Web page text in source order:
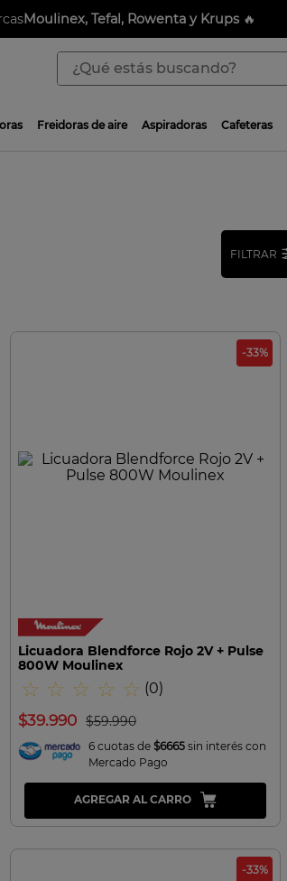
Tefal, Rowenta y Krups 🔥
¿Qué estás buscando?
Freidoras de aire Aspiradoras Cafeteras
FILTRAR
-33%
Licuadora Blendforce Rojo 2V + Pulse
800W Moulinex
☆ ☆ ☆ ☆ ☆ (0)
$59.990
$39.990
6 cuotas de $6665 sin interés con
Mercado Pago
AGREGAR AL CARRO
-33%